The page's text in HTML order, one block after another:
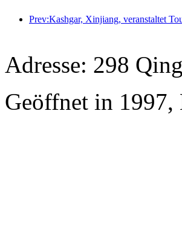
Adresse: 298
Geöffnet in 1997,